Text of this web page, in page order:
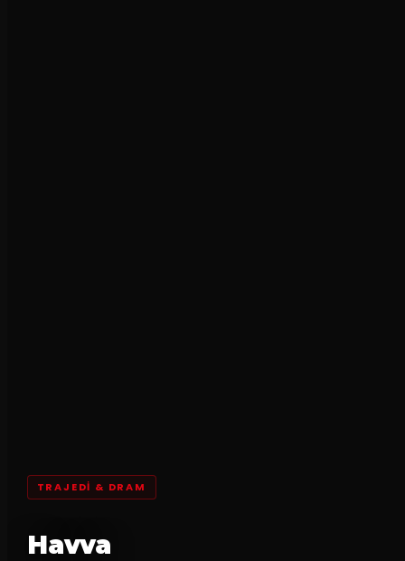
TRAJEDI & DRAM
Havva